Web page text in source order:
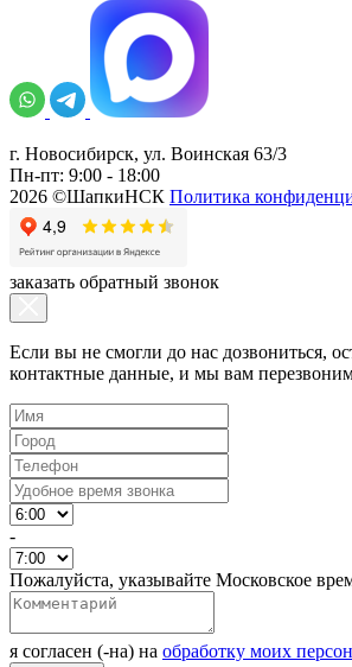
г. Новосибирск, ул. Воинская 63/3
Пн-пт: 9:00 - 18:00
2026 ©ШапкиНСК Политика
заказать обратный звонок
Если вы не смогли до нас дозвониться,
контактные данные, и мы вам
-
Пожалуйста, указывайте Московское
я согласен (-на) на обработку моих